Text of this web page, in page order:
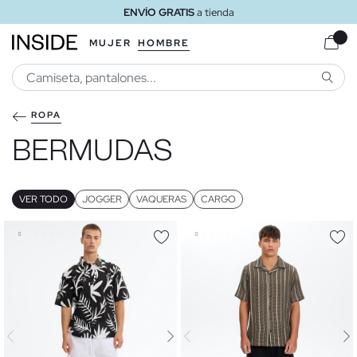
ENVÍO GRATISa tienda
MUJER HOMBRE
ROPA
BERMUDAS
VER TODO JOGGER VAQUERAS CARGO